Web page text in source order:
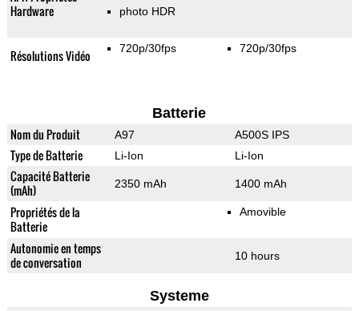
Hardware
photo HDR
Résolutions Vidéo 720p/30fps 720p/30fps
Batterie
Nom du Produit A97 A500S IPS
Type de Batterie Li-Ion Li-Ion
Capacité Batterie
(mAh)
2350 mAh 1400 mAh
Propriétés de la
Batterie
Amovible
Autonomie en temps
de conversation
10 hours
Systeme